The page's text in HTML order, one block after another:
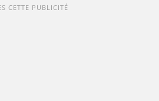
CETTE PUBLICITÉ